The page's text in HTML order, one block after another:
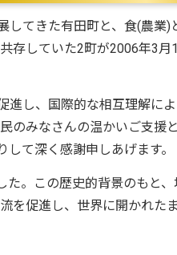
てきた有田町と、食(農業)
存していた2町が2006年3
し、国際的な相互理解に
のみなさんの温かいご支援
て深く感謝申しあげます。
。この歴史的背景のもと
を促進し、世界に開かれた